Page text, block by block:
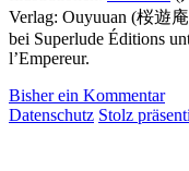
Verlag: Ouyuuan (桜遊
bei Superlude Éditions
l’Empereur.
Bisher ein Kommentar
Datenschutz Stolz